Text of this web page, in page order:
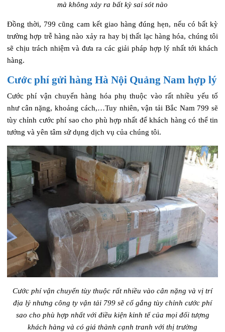
mà không xảy ra bất kỳ sai sót nào
Đồng thời, 799 cũng cam kết giao hàng đúng hẹn, nếu có bất kỳ
trường hợp trễ hàng nào xảy ra hay bị thất lạc hàng hóa, chúng tôi
sẽ chịu trách nhiệm và đưa ra các giải pháp hợp lý nhất tới khách
hàng.
Cước phí gửi hàng Hà Nội Quảng Nam hợp lý
Cước phí vận chuyển hàng hóa phụ thuộc vào rất nhiều yếu tố
như cân nặng, khoảng cách,…Tuy nhiên, vận tải Bắc Nam 799 sẽ
tùy chỉnh cước phí sao cho phù hợp nhất để khách hàng có thể tin
tưởng và yên tâm sử dụng dịch vụ của chúng tôi.
Cước phí vận chuyển tùy thuộc rất nhiều vào cân nặng và vị trí
địa lý nhưng công ty vận tải 799 sẽ cố gắng tùy chỉnh cước phí
sao cho phù hợp nhất với điều kiện kinh tế của mọi đối tượng
khách hàng và có giá thành cạnh tranh với thị trường